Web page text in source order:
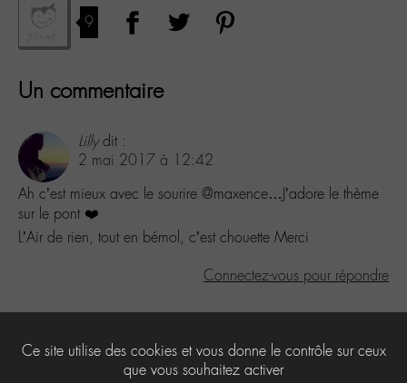
9
Un commentaire
Lilly dit :
2 mai 2017 à 12:42
Ah c’est mieux avec le sourire @maxence…J’adore le thème
sur le pont ❤️
L’Air de rien, tout en bémol, c’est chouette Merci
Connectez-vous pour répondre
Vous devezêtre connectépour publier un commentaire.
Ce site utilise des cookies et vous donne le contrôle sur ceux
que vous souhaitez activer